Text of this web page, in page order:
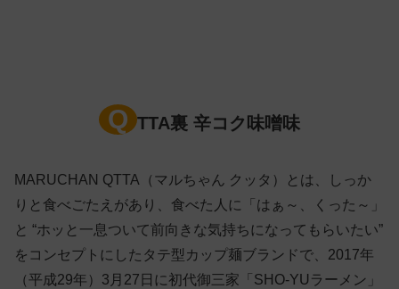
Q TTA裏 辛コク味噌味
MARUCHAN QTTA（マルちゃん クッタ）とは、しっか
りと食べごたえがあり、食べた人に「はぁ～、くった～」
と “ホッと一息ついて前向きな気持ちになってもらいたい”
をコンセプトにしたタテ型カップ麺ブランドで、2017年
（平成29年）3月27日に初代御三家「SHO-YUラーメン」